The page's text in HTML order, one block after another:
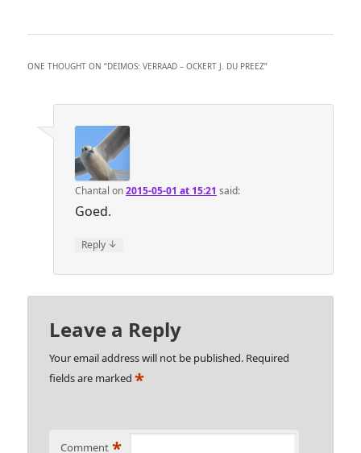
ONE THOUGHT ON “DEIMOS: VERRAAD – OCKERT J. DU PREEZ”
Chantal on2015-05-01 at 15:21 said:
Goed.
Reply ↓
Leave a Reply
Your email address will not be published. Required
fields are marked*
Comment *